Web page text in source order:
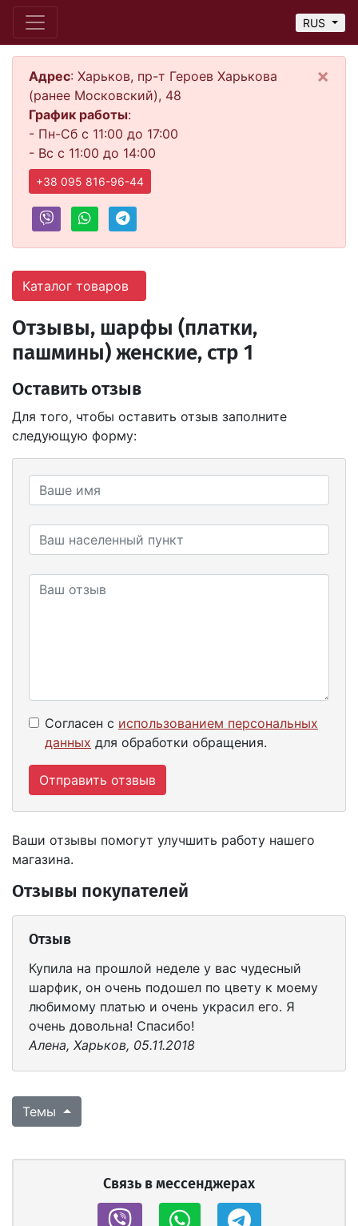
RUS
Адрес: Харьков, пр-т Героев Харькова
(ранее Московский), 48
График работы:
- Пн-Сб с 11:00 до 17:00
- Вс с 11:00 до 14:00
+38 095 816-96-44
×
Каталог товаров
Отзывы, шарфы (платки,
пашмины) женские, стр 1
Оставить отзыв
Для того, чтобы оставить отзыв заполните
следующую форму:
Согласен с использованием персональных
данных для обработки обращения.
Отправить отзвыв
Ваши отзывы помогут улучшить работу нашего
магазина.
Отзывы покупателей
Отзыв
Купила на прошлой неделе у вас чудесный
шарфик, он очень подошел по цвету к моему
любимому платью и очень украсил его. Я
очень довольна! Спасибо!
Алена, Харьков, 05.11.2018
Темы
Связь в мессенджерах